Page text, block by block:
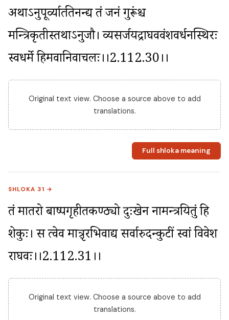
अथाऽनुपूर्व्यात्प्रतिनन्द्य तं जनं गुरूंश्च
मन्त्रिप्रकृतीस्तथाऽनुजौ। व्यसर्जयद्राघववंशवर्धनस्थिरः
स्वधर्मे हिमवानिवाचलः।।2.112.30।।
Original text view. Choose a source above to add
translations.
Full shloka meaning
SHLOKA 31 →
तं मातरो बाष्पगृहीतकण्ठ्यो दुःखेन नामन्त्रयितुं हि
शेकुः। स त्वेव मात्रृ़रभिवाद्य सर्वारुदन्कुटीं स्वां प्रविवेश
राघवः।।2.112.31।।
Original text view. Choose a source above to add
translations.